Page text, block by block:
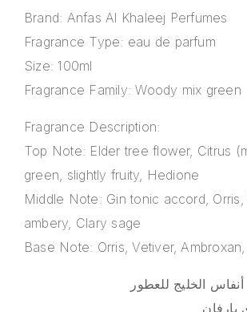
Brand: Anfas Al Khaleej Perfumes
Fragrance Type: eau de parfum
Size: 100ml
Fragrance Family: Woody mix green
Fragrance Description:
Top Note: Elder tree flower, Citrus
green, slightly fruity, Hedione
Middle Note: Gin tonic accord,
ambery, Clary sage
Base Note: Orris, Vetiver,
أنفاس الخليج للعطور
بارفان